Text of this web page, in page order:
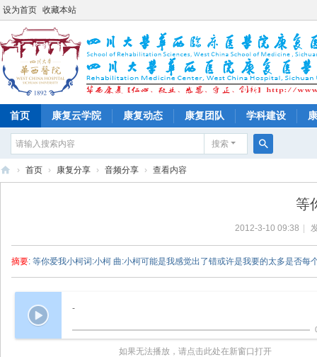
设为首页 收藏本站
首页 康复云学院 康复动态 康复团队 学科建设
搜索
索
› 首页 › 康复分享 › 音频分享 › 查看内容
等
2012-3-10 09:38
摘要: 等你爱我小柯词:小柯 曲:小柯可能是我感觉出了错或许是我要的太多是否
-
如果无法播放，请点击此处在新窗口打开